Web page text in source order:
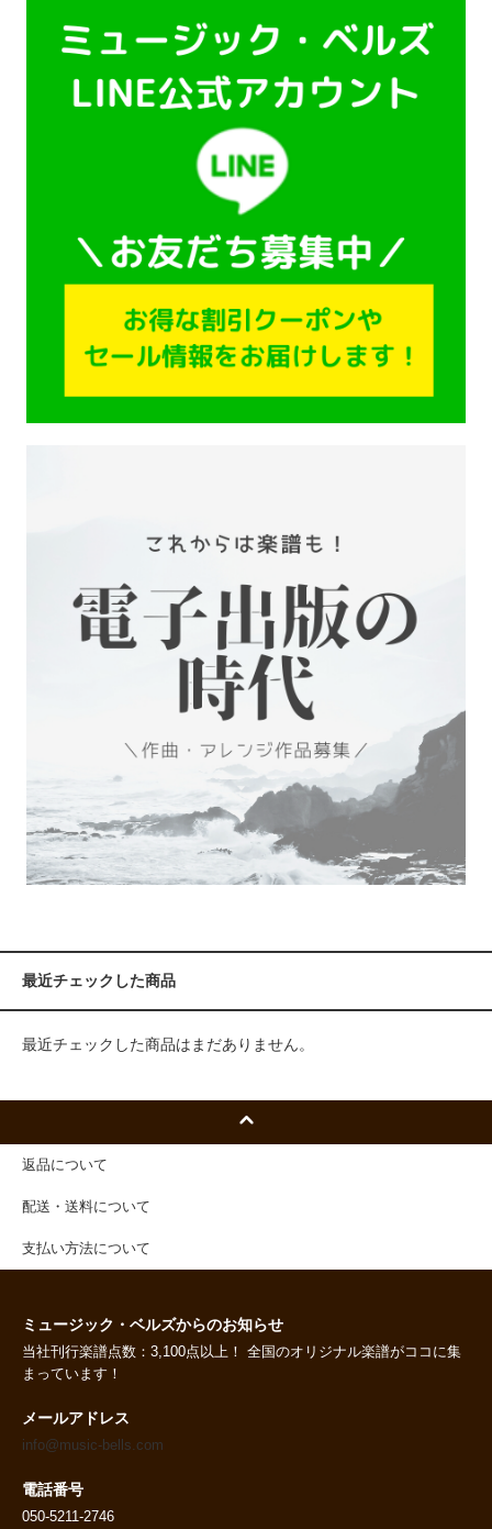
最近チェックした商品
最近チェックした商品はまだありません。
返品について
配送・送料について
支払い方法について
ミュージック・ベルズからのお知らせ
当社刊行楽譜点数：3,100点以上！ 全国のオリジナル楽譜がココに集
まっています！
メールアドレス
info@music-bells.com
電話番号
050-5211-2746